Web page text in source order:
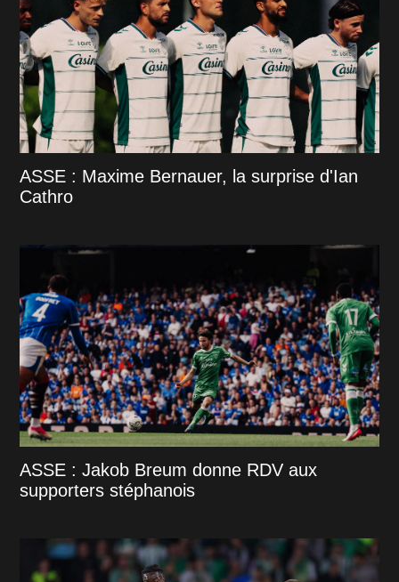
ASSE : Maxime Bernauer, la surprise d'Ian
Cathro
ASSE : Jakob Breum donne RDV aux
supporters stéphanois